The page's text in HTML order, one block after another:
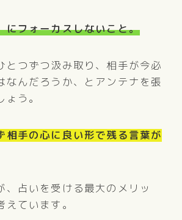
にフォーカスしないこと。
とつずつ汲み取り、相手が今必
なんだろうか、とアンテナを張
う。
相手の心に良い形で残る言葉が
、占いを受ける最大のメリッ
ています。